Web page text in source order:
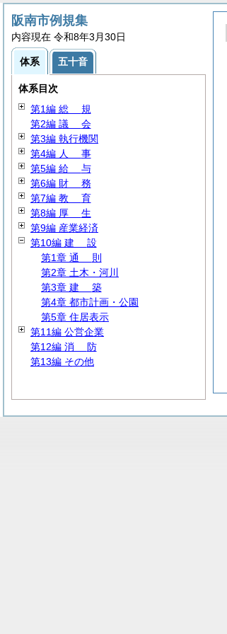
阪南市例規集
内容現在 令和8年3月30日
体系 五十音
体系目次
第1編 総 規
第2編 議 会
第3編 執行機関
第4編 人 事
第5編 給 与
第6編 財 務
第7編 教 育
第8編 厚 生
第9編 産業経済
第10編 建 設
第1章 通 則
第2章 土木・河川
第3章 建 築
第4章 都市計画・公園
第5章 住居表示
第11編 公営企業
第12編 消 防
第13編 その他